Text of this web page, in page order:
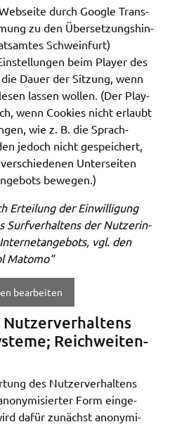
durch Goog­le Trans­
zu den Über­set­zungs­hin­
Schwein­furt)
beim Play­er des
Dauer der Sitzung, wenn
lassen wollen. (Der Play­
wenn Cookies nicht erlaubt
wie z. B. die Sprach­
jedoch nicht gespei­chert,
Unter­sei­ten
bewe­gen.)
Ertei­lung der Einwil­li­gung
Surf­ver­hal­tens der Nutze­rin­
vgl. den
Matomo“
bearbeiten
Nutzer­ver­hal­tens
Reich­wei­ten­
des Nutzer­ver­hal­tens
Form einge­
dafür zunächst anony­mi­